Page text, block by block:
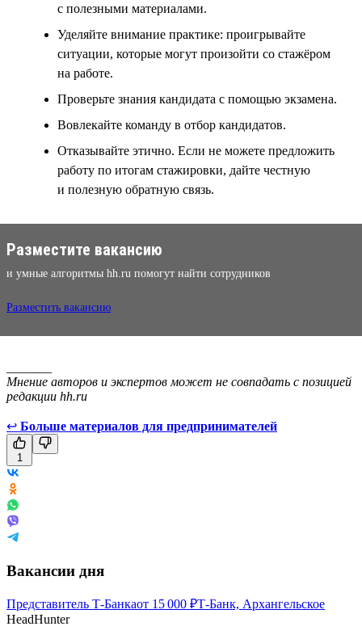
с полезными материалами.
Уделяйте внимание практике: проигрывайте
ситуации, которые могут произойти со стажёром
на работе.
Проверьте знания кандидата с помощью экзамена.
Вовлекайте команду в отбор кандидатов.
Отказывайте этично. Если не можете предложить
работу по итогам стажировки, дайте честную
и полезную обратную связь.
Разместите вакансию
и умные алгоритмы hh.ru помогут найти сотрудников
Разместить вакансию
Мнение авторов и экспертов может не совпадать с позицией
редакции hh.ru
↩ Больше материалов для предпринимателей
1
Вакансии дня
Представитель Т-Банкаот 15 000 ₽Т-Банк, Архангельское
HeadHunter